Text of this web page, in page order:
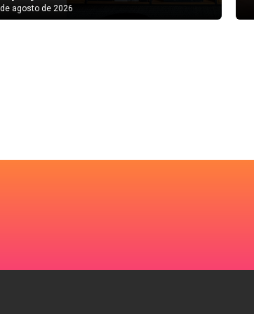
agosto de 2026